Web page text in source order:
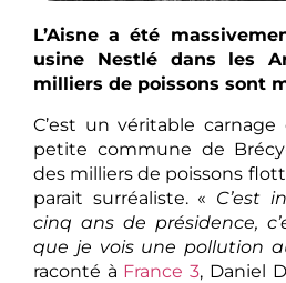
L’Aisne a été
usine Nestlé dans les
milliers de poissons sont
C’est un véritable
petite commune de
des milliers de poissons
parait surréaliste. « C’est
cinq ans de présidence,
que je vois une pollution
raconté à France 3, Daniel